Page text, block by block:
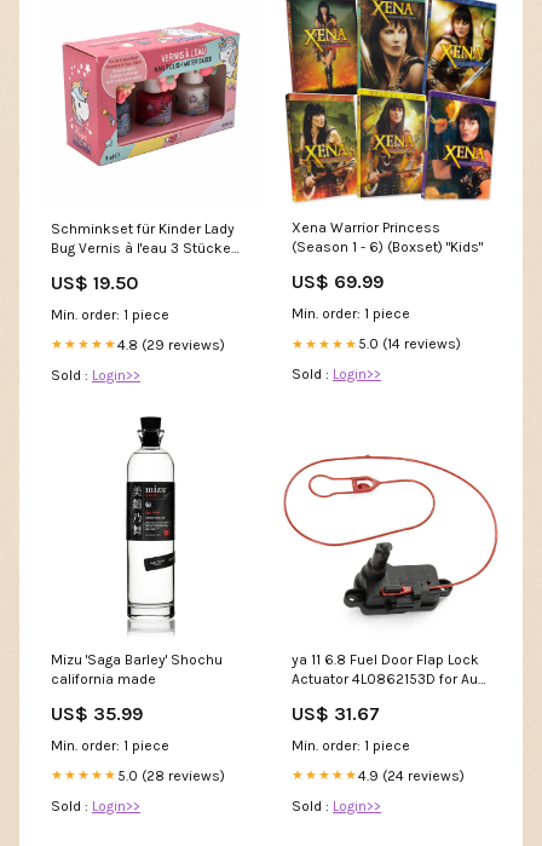
Schminkset für Kinder Lady
Bug Vernis à l'eau 3 Stücke
US$ 19.50
Min. order: 1 piece
★★★★★4.8 (29 reviews)
Sold : Login>>
Xena Warrior Princess
(Season 1 - 6) (Boxset) "Kids"
US$ 69.99
Min. order: 1 piece
★★★★★ 5.0 (14 reviews)
Sold : Login>>
Mizu 'Saga Barley' Shochu
california made
US$ 35.99
Min. order: 1 piece
★★★★★ 5.0 (28 reviews)
Sold : Login>>
ya 11 6.8 Fuel Door Flap Lock
Actuator 4L0862153D for Audi
A5 CGYY
US$ 31.67
Min. order: 1 piece
★★★★★4.9 (24 reviews)
Sold : Login>>